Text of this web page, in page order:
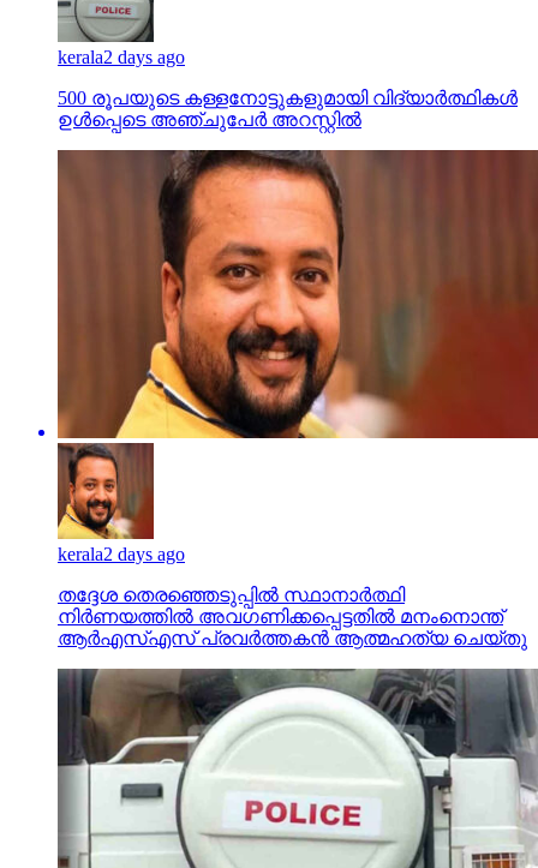
kerala2 days ago
500 രൂപയുടെ കള്ളനോട്ടുകളുമായി വിദ്യാര്‍ത്ഥികള്‍
kerala2 days ago
തദ്ദേശ തെരഞ്ഞെടുപ്പില്‍ സ്ഥാനാര്‍ത്ഥി
ആര്‍എസ്എസ് പ്രവര്‍ത്തകന്‍ ആത്മഹത്യ ചെയ്തു